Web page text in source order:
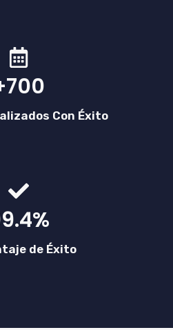
Con Éxito
de Éxito